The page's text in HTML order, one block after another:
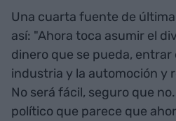
Una cuarta fuente de
así: "Ahora toca asumir el
dinero que se pueda, entrar
industria y la automoción y
No será fácil, seguro que
político que parece que